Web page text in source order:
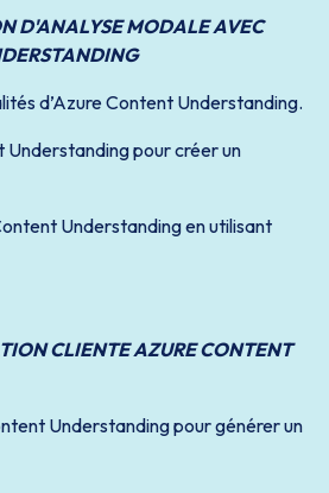
D'ANALYSE MODALE AVEC
d’Azure Content Understanding.
pour créer un
Understanding en utilisant
CLIENTE AZURE CONTENT
Understanding pour générer un